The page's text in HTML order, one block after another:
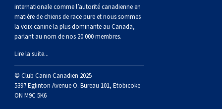
Chien
nu
du
irlandais
Sussex
Épagneul
springer
gallois
Spinone
italiano
Vizsla
doux
Staffordshire
blanc
du
West
Schnauzer
(géant)
Schnauzer
(standard)
Husky
internationale comme l’autorité canadienne en
matière de chiens de race pure et nous sommes
la voix canine la plus dominante au Canada,
parlant au nom de nos 20 000 membres.
Lire la suite...
© Club Canin Canadien 2025
5397 Eglinton Avenue O. Bureau 101, Etobicoke
ON M9C 5K6